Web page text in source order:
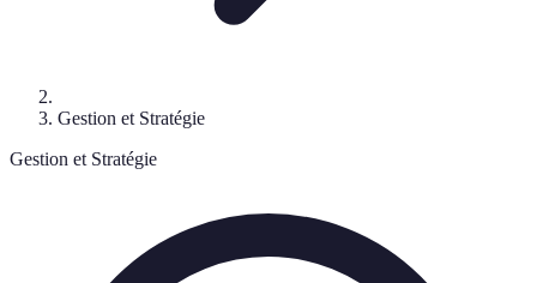
Gestion et Stratégie
Gestion et Stratégie